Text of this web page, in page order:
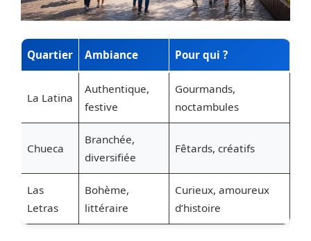
Quartier Ambiance Pour qui ?
La Latina
Authentique,
festive
Gourmands,
noctambules
Chueca
Branchée,
diversifiée
Fêtards, créatifs
Las
Letras
Bohème,
littéraire
Curieux, amoureux
d’histoire